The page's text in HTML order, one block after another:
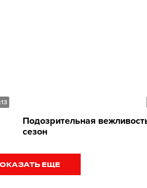
Подозрительная
сезон
ЕЩЕ